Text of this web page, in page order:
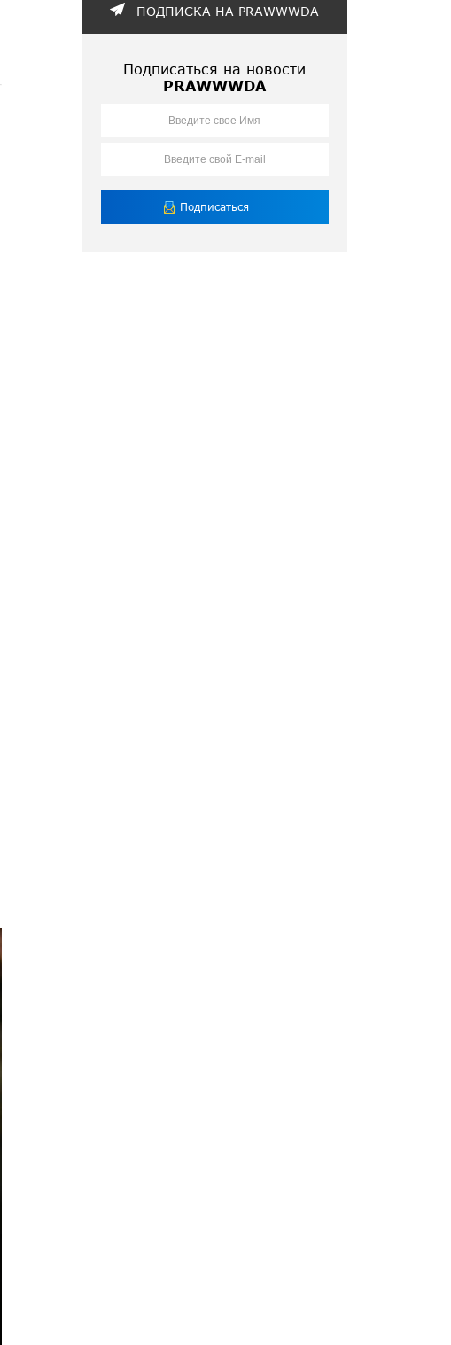
ПОДПИСКА НА PRAWWWDA
Подписаться на новости
PRAWWWDA